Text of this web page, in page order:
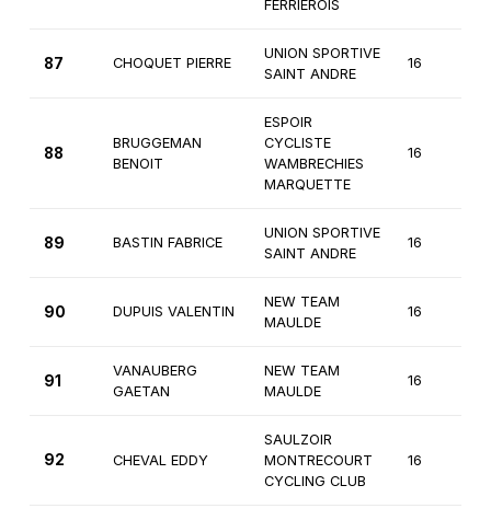
FERRIEROIS
87 CHOQUET PIERRE
UNION SPORTIVE
SAINT ANDRE
16
88
BRUGGEMAN
BENOIT
ESPOIR
CYCLISTE
WAMBRECHIES
MARQUETTE
16
89 BASTIN FABRICE
UNION SPORTIVE
SAINT ANDRE
16
90 DUPUIS VALENTIN
NEW TEAM
MAULDE
16
91
VANAUBERG
GAETAN
NEW TEAM
MAULDE
16
92 CHEVAL EDDY
SAULZOIR
MONTRECOURT
CYCLING CLUB
16